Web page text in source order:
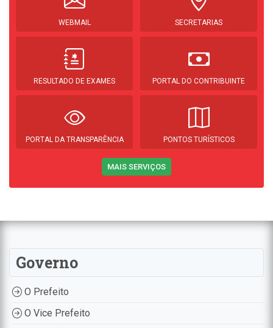
WEBMAIL SECRETARIAS
RESULTADO DE EXAMES PORTAL DO CONTRIBUINTE
PORTAL DA TRANSPARÊNCIA PONTOS TURÍSTICOS
MAIS SERVIÇOS
Governo
O Prefeito
O Vice Prefeito